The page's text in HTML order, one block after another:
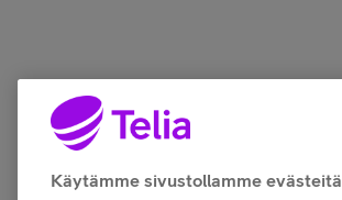
Käytämme sivustollamme evästeitä